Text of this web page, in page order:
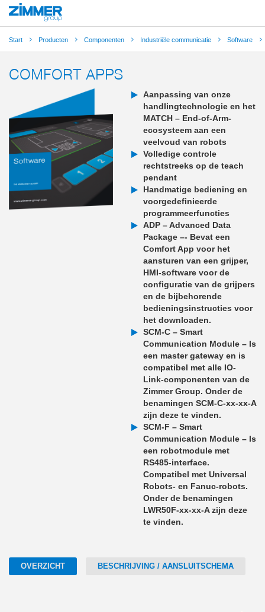
Start Producten Componenten Industriële communicatie Software
COMFORT APPS
Aanpassing van onze
handlingtechnologie en het
MATCH – End-of-Arm-
ecosysteem aan een
veelvoud van robots
Volledige controle
rechtstreeks op de teach
pendant
Handmatige bediening en
voorgedefinieerde
programmeerfuncties
ADP – Advanced Data
Package –- Bevat een
Comfort App voor het
aansturen van een grijper,
HMI-software voor de
configuratie van de grijpers
en de bijbehorende
bedieningsinstructies voor
het downloaden.
SCM-C – Smart
Communication Module – Is
een master gateway en is
compatibel met alle IO-
Link-componenten van de
Zimmer Group. Onder de
benamingen SCM-C-xx-xx-A
zijn deze te vinden.
SCM-F – Smart
Communication Module – Is
een robotmodule met
RS485-interface.
Compatibel met Universal
Robots- en Fanuc-robots.
Onder de benamingen
LWR50F-xx-xx-A zijn deze
te vinden.
OVERZICHT BESCHRIJVING / AANSLUITSCHEMA